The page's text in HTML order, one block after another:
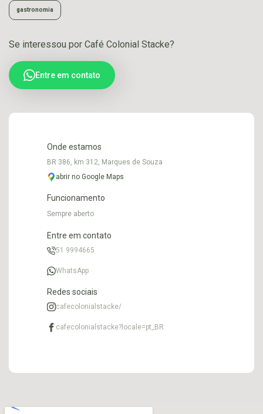
gastronomia
Se interessou por Café Colonial Stacke?
Entre em contato
Onde estamos
BR 386, km 312, Marques de Souza
abrir no Google Maps
Funcionamento
Sempre aberto
Entre em contato
51 9994665
WhatsApp
Redes sociais
cafecolonialstacke/
cafecolonialstacke?locale=pt_BR